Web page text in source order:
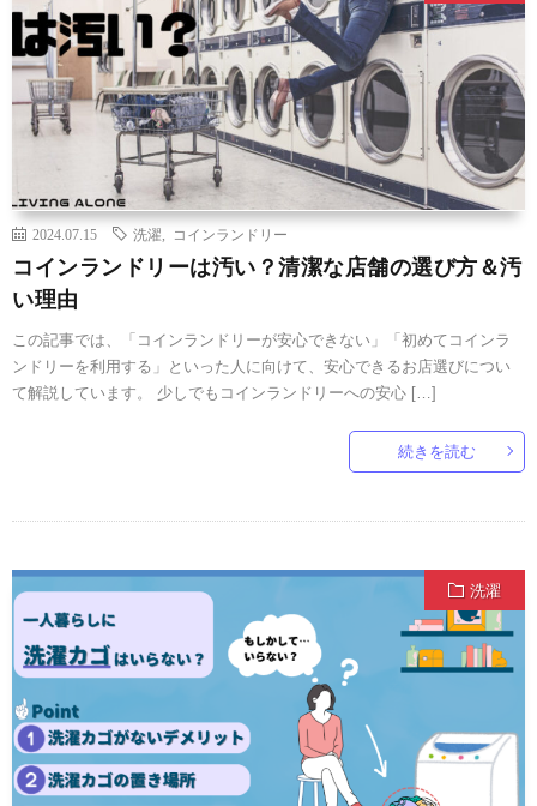
2024.07.15 洗濯 コインランドリー
コインランドリーは汚い？清潔な店舗の選び方＆汚
い理由
この記事では、「コインランドリーが安心できない」「初めてコインラ
ンドリーを利用する」といった人に向けて、安心できるお店選びについ
て解説しています。 少しでもコインランドリーへの安心 […]
続きを読む
洗濯